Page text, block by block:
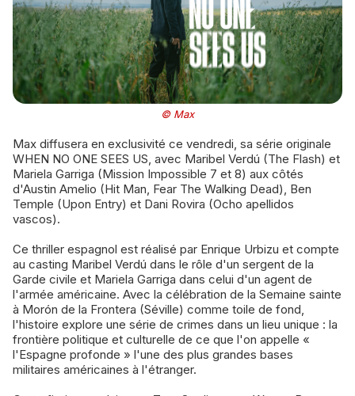
© Max
Max diffusera en exclusivité ce vendredi, sa série originale
WHEN NO ONE SEES US, avec Maribel Verdú (The Flash) et
Mariela Garriga (Mission Impossible 7 et 8) aux côtés
d'Austin Amelio (Hit Man, Fear The Walking Dead), Ben
Temple (Upon Entry) et Dani Rovira (Ocho apellidos
vascos).
Ce thriller espagnol est réalisé par Enrique Urbizu et compte
au casting Maribel Verdú dans le rôle d'un sergent de la
Garde civile et Mariela Garriga dans celui d'un agent de
l'armée américaine. Avec la célébration de la Semaine sainte
à Morón de la Frontera (Séville) comme toile de fond,
l'histoire explore une série de crimes dans un lieu unique : la
frontière politique et culturelle de ce que l'on appelle «
l'Espagne profonde » l'une des plus grandes bases
militaires américaines à l'étranger.